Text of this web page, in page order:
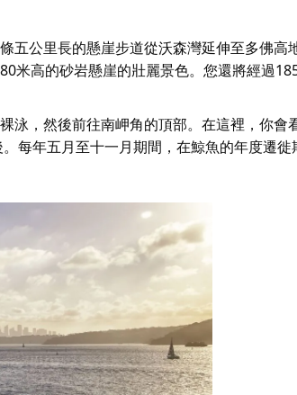
五公里長的懸崖步道從沃森灣延伸至多佛高
米高的砂岩懸崖的壯麗景色。您還將經過
裸泳，然後前往南岬角的頂部。在這裡，你會
每年五月至十一月期間，在鯨魚的年度遷徙